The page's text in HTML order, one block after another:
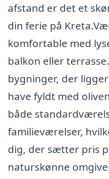
afstand er det et
din ferie på
komfortable med
balkon eller
bygninger, der
have fyldt med
både
familieværelser,
dig, der sætter pris
naturskønne